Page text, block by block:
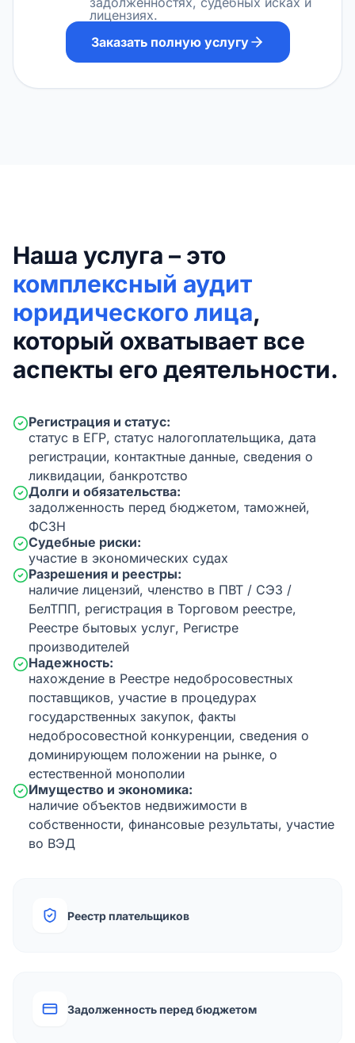
лицензиях.
Заказать полную услугу
Наша услуга – это
комплексный аудит
юридического лица,
который охватывает все
аспекты его деятельности.
Регистрация и статус:
статус в ЕГР, статус налогоплательщика, дата
регистрации, контактные данные, сведения о
ликвидации, банкротство
Долги и обязательства:
задолженность перед бюджетом, таможней,
ФСЗН
Судебные риски:
участие в экономических судах
Разрешения и реестры:
наличие лицензий, членство в ПВТ / СЭЗ /
БелТПП, регистрация в Торговом реестре,
Реестре бытовых услуг, Регистре
производителей
Надежность:
нахождение в Реестре недобросовестных
поставщиков, участие в процедурах
государственных закупок, факты
недобросовестной конкуренции, сведения о
доминирующем положении на рынке, о
естественной монополии
Имущество и экономика:
наличие объектов недвижимости в
собственности, финансовые результаты, участие
во ВЭД
Реестр плательщиков
Задолженность перед бюджетом